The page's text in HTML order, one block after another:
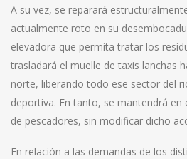
A su vez, se reparará
actualmente roto en su
elevadora que permita tratar los
trasladará el muelle de taxis lanchas
norte, liberando todo ese sector del
deportiva. En tanto, se mantendrá en
de pescadores, sin modificar dicho
En relación a las demandas de los